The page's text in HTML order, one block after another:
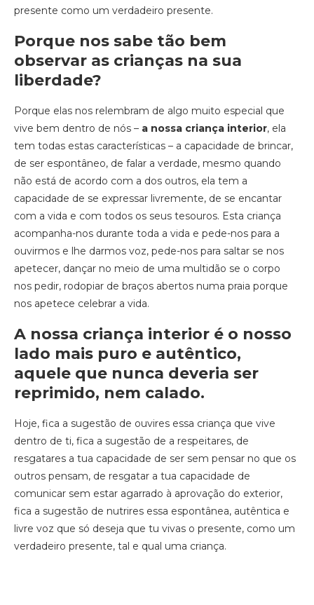
presente como um verdadeiro presente.
Porque nos sabe tão bem
observar as crianças na sua
liberdade?
Porque elas nos relembram de algo muito especial que
vive bem dentro de nós – a nossa criança interior, ela
tem todas estas características – a capacidade de brincar,
de ser espontâneo, de falar a verdade, mesmo quando
não está de acordo com a dos outros, ela tem a
capacidade de se expressar livremente, de se encantar
com a vida e com todos os seus tesouros. Esta criança
acompanha-nos durante toda a vida e pede-nos para a
ouvirmos e lhe darmos voz, pede-nos para saltar se nos
apetecer, dançar no meio de uma multidão se o corpo
nos pedir, rodopiar de braços abertos numa praia porque
nos apetece celebrar a vida.
A nossa criança interior é o nosso
lado mais puro e autêntico,
aquele que nunca deveria ser
reprimido, nem calado.
Hoje, fica a sugestão de ouvires essa criança que vive
dentro de ti, fica a sugestão de a respeitares, de
resgatares a tua capacidade de ser sem pensar no que os
outros pensam, de resgatar a tua capacidade de
comunicar sem estar agarrado à aprovação do exterior,
fica a sugestão de nutrires essa espontânea, autêntica e
livre voz que só deseja que tu vivas o presente, como um
verdadeiro presente, tal e qual uma criança.